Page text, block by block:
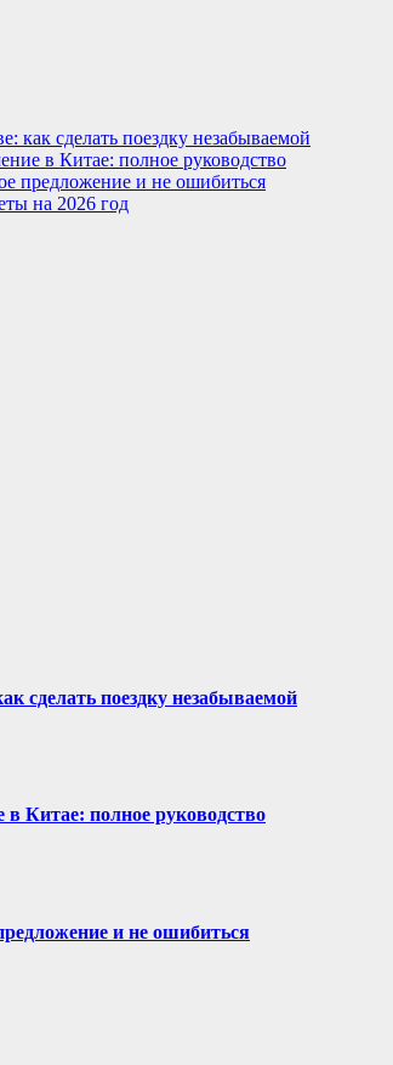
как сделать поездку незабываемой
в Китае: полное руководство
предложение и не ошибиться
на 2026 год
сделать поездку незабываемой
в Китае: полное руководство
и не ошибиться